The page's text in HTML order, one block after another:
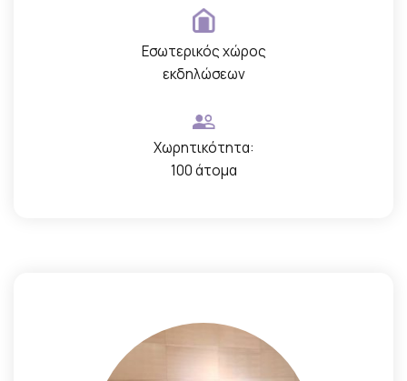
Εσωτερικός χώρος
εκδηλώσεων
Χωρητικότητα:
100 άτομα